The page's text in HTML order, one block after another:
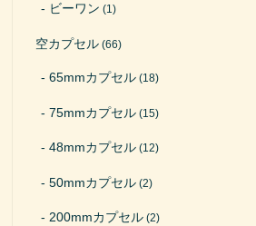
ビーワン (1)
空カプセル (66)
65mmカプセル (18)
75mmカプセル (15)
48mmカプセル (12)
50mmカプセル (2)
200mmカプセル (2)